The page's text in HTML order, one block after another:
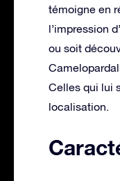
témoigne en
l’impression
ou soit
Celles qui lui
localisation.